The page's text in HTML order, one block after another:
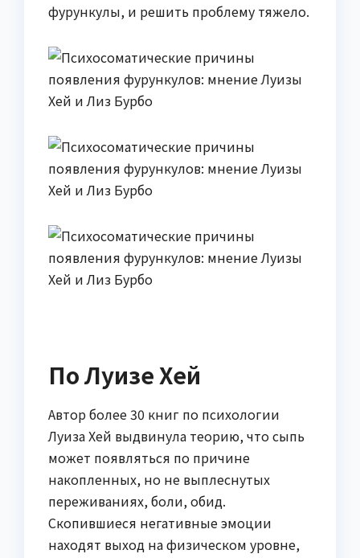
фурункулы, и решить проблему тяжело.
По Луизе Хей
Автор более 30 книг по психологии
Луиза Хей выдвинула теорию, что сыпь
может появляться по причине
накопленных, но не выплеснутых
переживаниях, боли, обид.
Скопившиеся негативные эмоции
находят выход на физическом уровне,